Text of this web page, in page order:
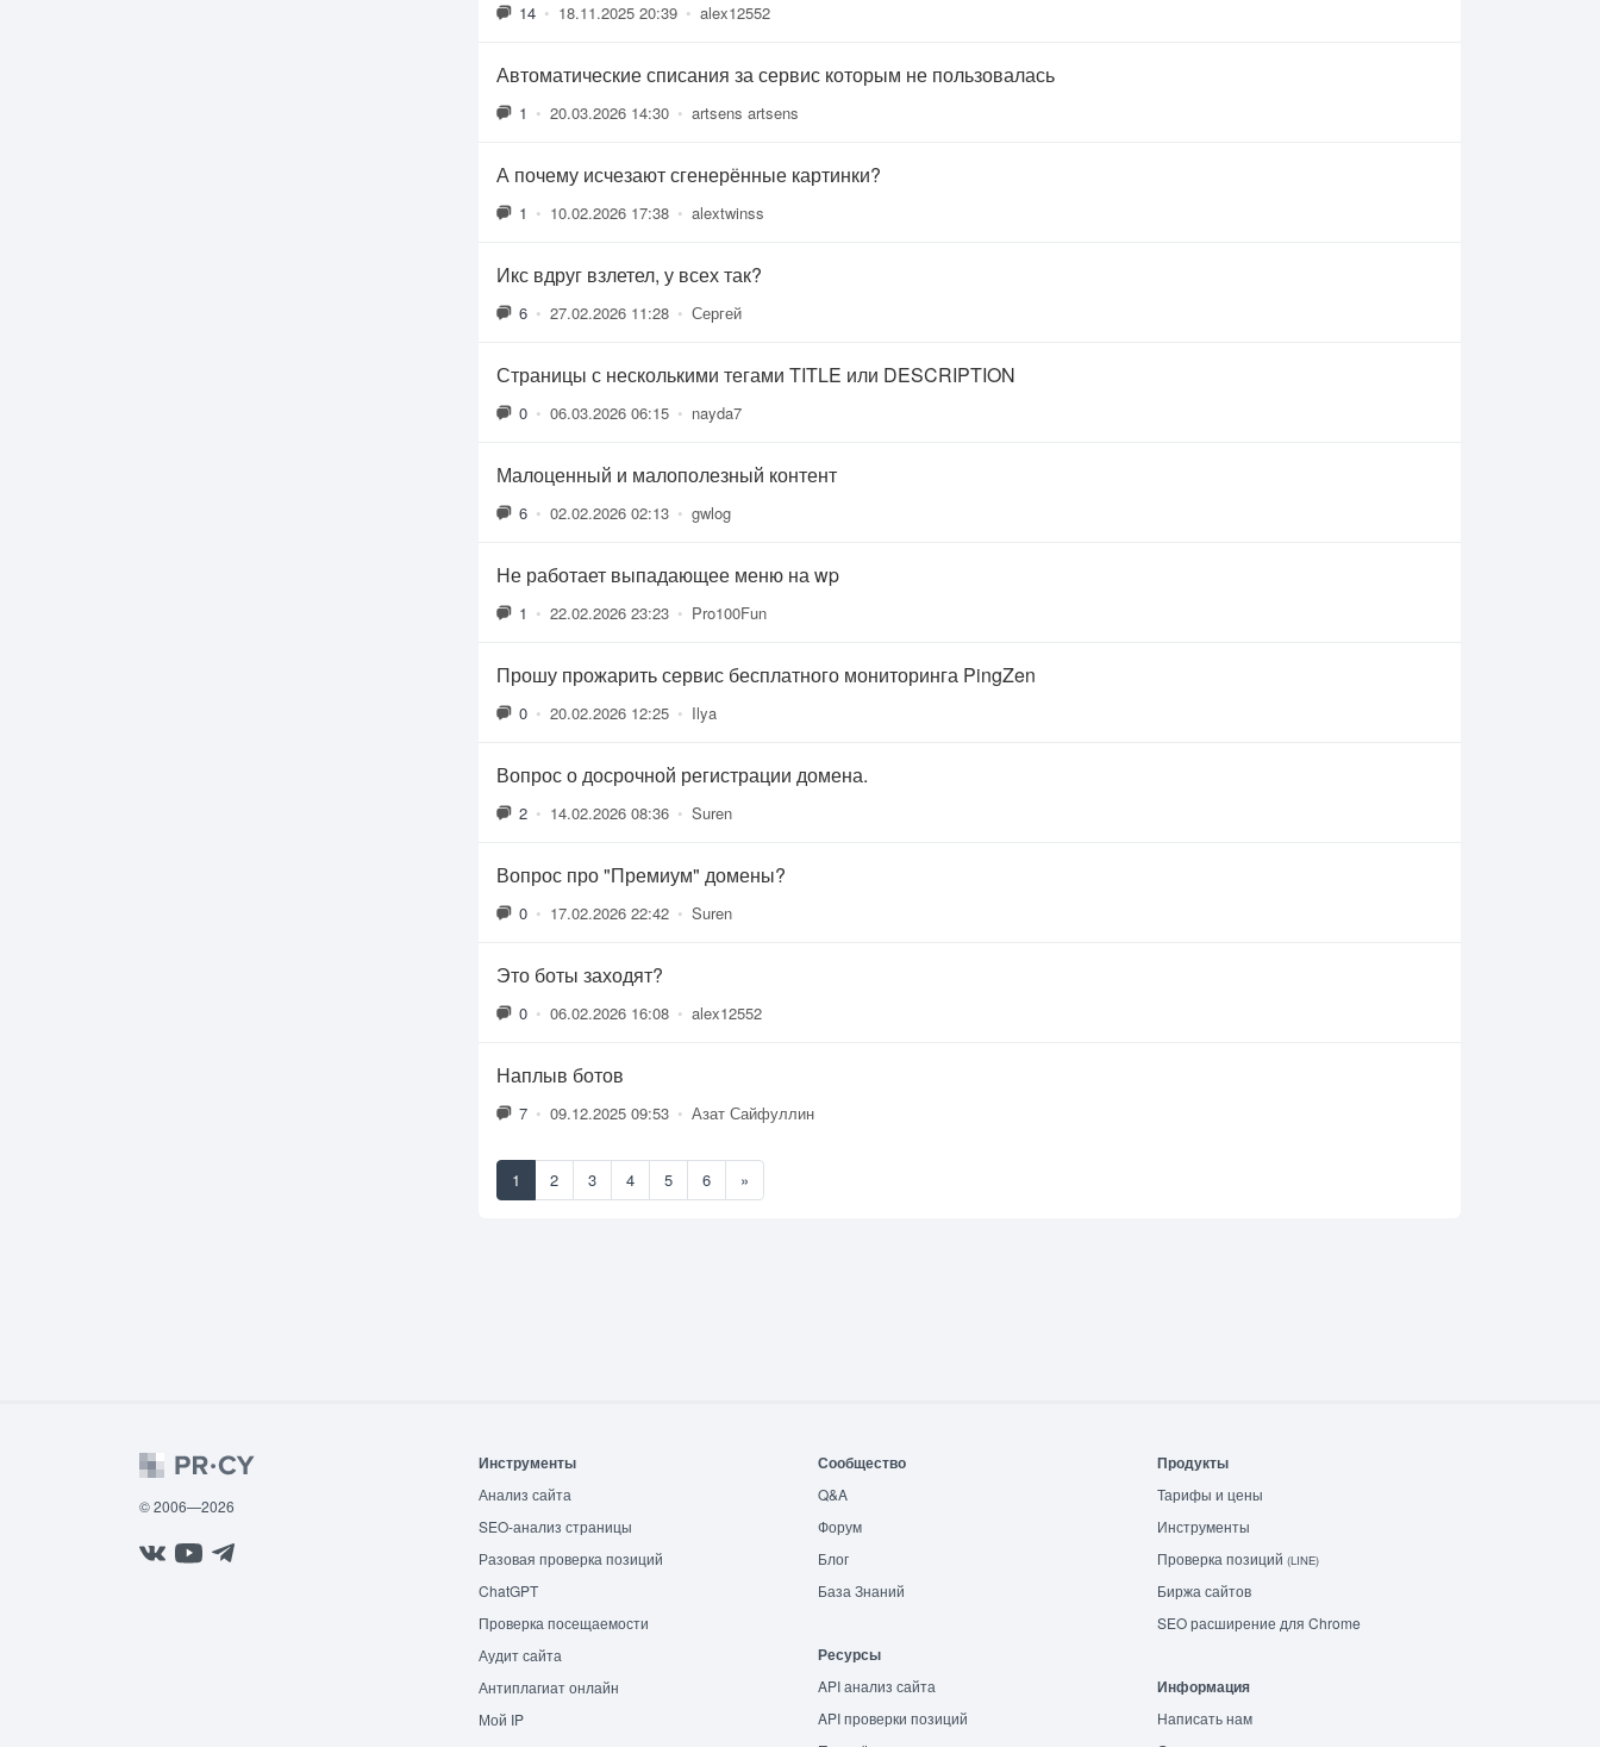
14 • 18.11.2025 20:39 • alex12552
Автоматические списания за сервис которым не пользовалась
1 • 20.03.2026 14:30 • artsens artsens
А почему исчезают сгенерённые картинки?
1 • 10.02.2026 17:38 • alextwinss
Икс вдруг взлетел, у всех так?
6 • 27.02.2026 11:28 • Сергей
Страницы с несколькими тегами TITLE или DESCRIPTION
0 • 06.03.2026 06:15 • nayda7
Малоценный и малополезный контент
6 • 02.02.2026 02:13 • gwlog
Не работает выпадающее меню на wp
1 • 22.02.2026 23:23 • Pro100Fun
Прошу прожарить сервис бесплатного мониторинга PingZen
0 • 20.02.2026 12:25 • Ilya
Вопрос о досрочной регистрации домена.
2 • 14.02.2026 08:36 • Suren
Вопрос про "Премиум" домены?
0 • 17.02.2026 22:42 • Suren
Это боты заходят?
0 • 06.02.2026 16:08 • alex12552
Наплыв ботов
7 • 09.12.2025 09:53 • Азат Сайфуллин
1 2 3 4 5 6 »
© 2006—2026
Инструменты
Анализ сайта
SEO-анализ страницы
Разовая проверка позиций
ChatGPT
Проверка посещаемости
Аудит сайта
Антиплагиат онлайн
Мой IP
Сообщество
Q&A
Форум
Блог
База Знаний
Ресурсы
API анализ сайта
API проверки позиций
Продукты
Тарифы и цены
Инструменты
Проверка позиций (LINE)
Биржа сайтов
SEO расширение для Chrome
Информация
Написать нам